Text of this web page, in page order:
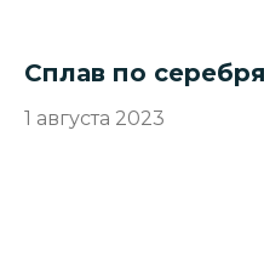
Сплав по
1 августа 2023